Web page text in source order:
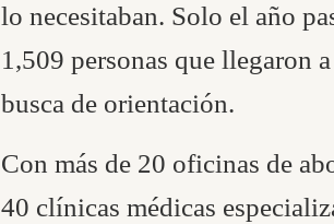
lo necesitaban. Solo el año
1,509 personas que llegaron
busca de orientación.
Con más de 20 oficinas de
40 clínicas médicas